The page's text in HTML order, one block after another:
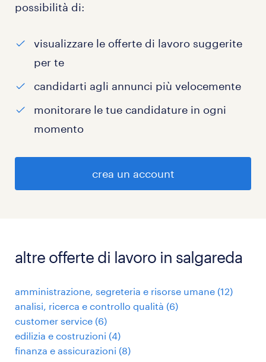
possibilità di:
visualizzare le offerte di lavoro suggerite
per te
candidarti agli annunci più velocemente
monitorare le tue candidature in ogni
momento
crea un account
altre offerte di lavoro in salgareda
amministrazione, segreteria e risorse umane (12)
analisi, ricerca e controllo qualità (6)
customer service (6)
edilizia e costruzioni (4)
finanza e assicurazioni (8)